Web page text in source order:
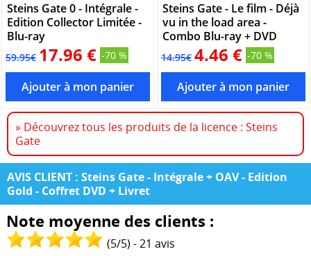
Steins Gate 0 - Intégrale -
Edition Collector Limitée -
Blu-ray
59.95€ 17.96 € -70 %
Steins Gate - Le film - Déjà
vu in the load area -
Combo Blu-ray + DVD
14.95€ 4.46 € -70 %
» Découvrez tous les produits de la licence : Steins
Gate
AVIS CLIENT : Steins Gate - Intégrale + OAV - Edition
Gold - Coffret DVD + Livret
Note moyenne des clients :
(5/5) -21 avis